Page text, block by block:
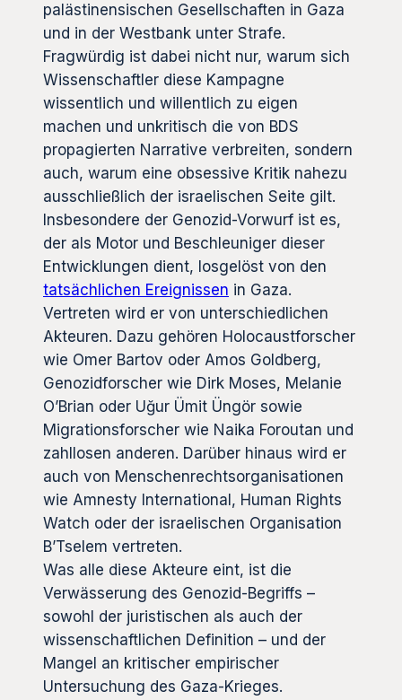
palästinensischen Gesellschaften in Gaza
und in der Westbank unter Strafe.
Fragwürdig ist dabei nicht nur, warum sich
Wissenschaftler diese Kampagne
wissentlich und willentlich zu eigen
machen und unkritisch die von BDS
propagierten Narrative verbreiten, sondern
auch, warum eine obsessive Kritik nahezu
ausschließlich der israelischen Seite gilt.
Insbesondere der Genozid-Vorwurf ist es,
der als Motor und Beschleuniger dieser
Entwicklungen dient, losgelöst von den
tatsächlichen Ereignissen in Gaza.
Vertreten wird er von unterschiedlichen
Akteuren. Dazu gehören Holocaustforscher
wie Omer Bartov oder Amos Goldberg,
Genozidforscher wie Dirk Moses, Melanie
O’Brian oder Uğur Ümit Üngör sowie
Migrationsforscher wie Naika Foroutan und
zahllosen anderen. Darüber hinaus wird er
auch von Menschenrechtsorganisationen
wie Amnesty International, Human Rights
Watch oder der israelischen Organisation
B’Tselem vertreten.
Was alle diese Akteure eint, ist die
Verwässerung des Genozid-Begriffs –
sowohl der juristischen als auch der
wissenschaftlichen Definition – und der
Mangel an kritischer empirischer
Untersuchung des Gaza-Krieges.